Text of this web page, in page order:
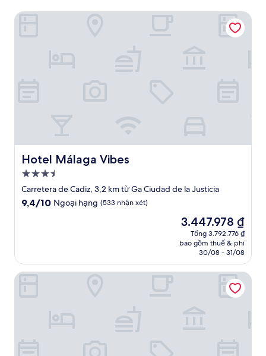
Hotel Málaga Vibes
Hotel Málaga Vibes
Nơi
lưu
trú
Carretera de Cadiz, 3,2 km từ Ga Ciudad de la Justicia
9.4
nhận
xét)
9,4/10 Ngoại hạng (533 nhận xét)
Giá
hiện
tại
3.447.978 ₫
3.447.978 ₫
Tổng 3.792.776 ₫
bao gồm thuế & phí
30/08 - 31/08
Hotel Málaga Vibes
Hotel ILUNION Malaga